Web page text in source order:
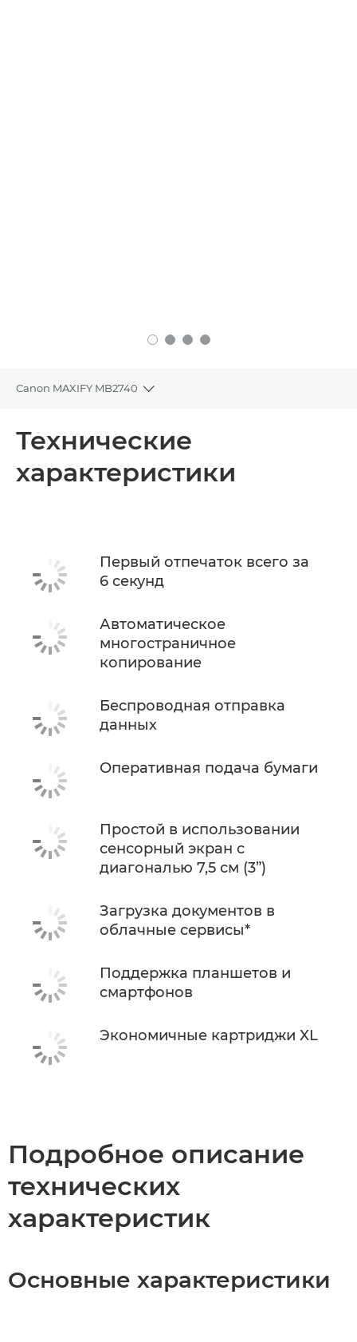
Canon MAXIFY MB2740
Toggle breadcrumbs
Технические характеристики
Технические
характеристики
Первый отпечаток всего за
6 секунд
Автоматическое
многостраничное
копирование
Беспроводная отправка
данных
Оперативная подача бумаги
Простой в использовании
сенсорный экран с
диагональю 7,5 см (3”)
Загрузка документов в
облачные сервисы*
Поддержка планшетов и
смартфонов
Экономичные картриджи XL
Подробное описание
технических
характеристик
Основные характеристики